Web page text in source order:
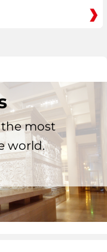
most
world.